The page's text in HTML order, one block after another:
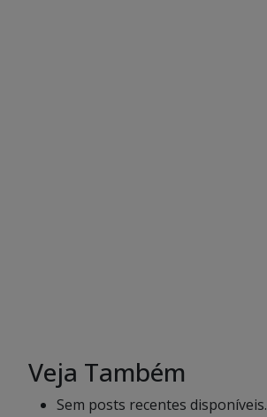
Veja Também
Sem posts recentes disponíveis.